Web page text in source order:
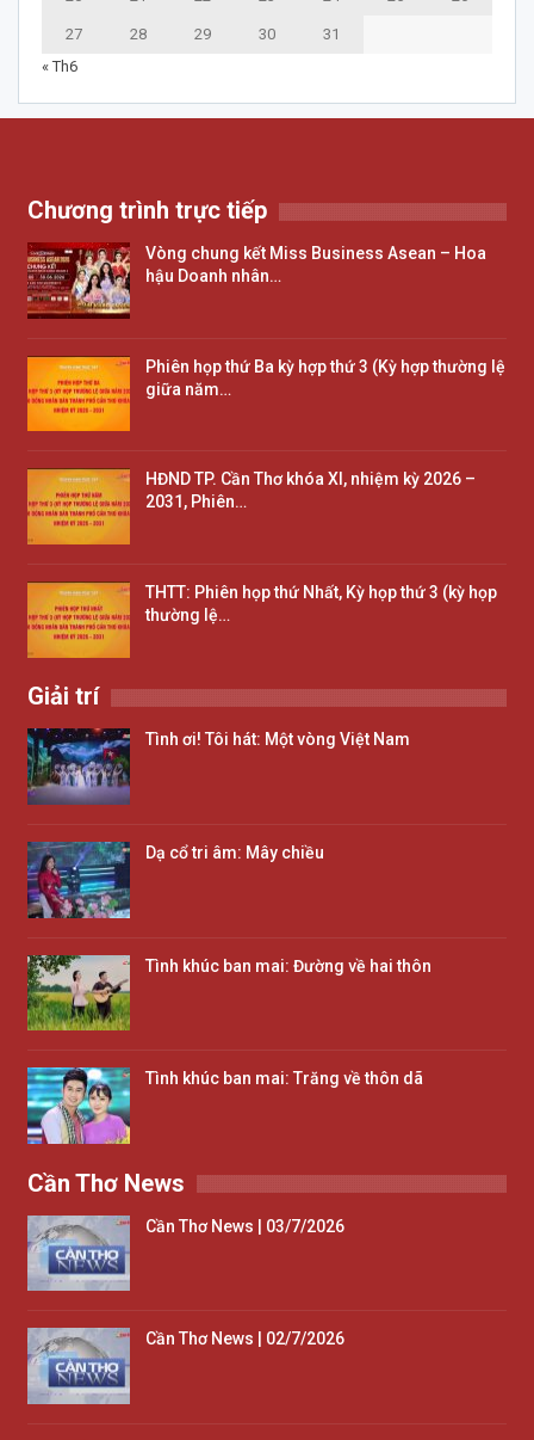
27 28 29 30
31
« Th6
Chương trình trực tiếp
Vòng chung kết Miss Business Asean – Hoa
hậu Doanh nhân…
Phiên họp thứ Ba kỳ hợp thứ 3 (Kỳ hợp thường lệ
giữa năm…
HĐND TP. Cần Thơ khóa XI, nhiệm kỳ 2026 –
2031, Phiên…
THTT: Phiên họp thứ Nhất, Kỳ họp thứ 3 (kỳ họp
thường lệ…
Giải trí
Tình ơi! Tôi hát: Một vòng Việt Nam
Dạ cổ tri âm: Mây chiều
Tình khúc ban mai: Đường về hai thôn
Tình khúc ban mai: Trăng về thôn dã
Cần Thơ News
Cần Thơ News | 03/7/2026
Cần Thơ News | 02/7/2026